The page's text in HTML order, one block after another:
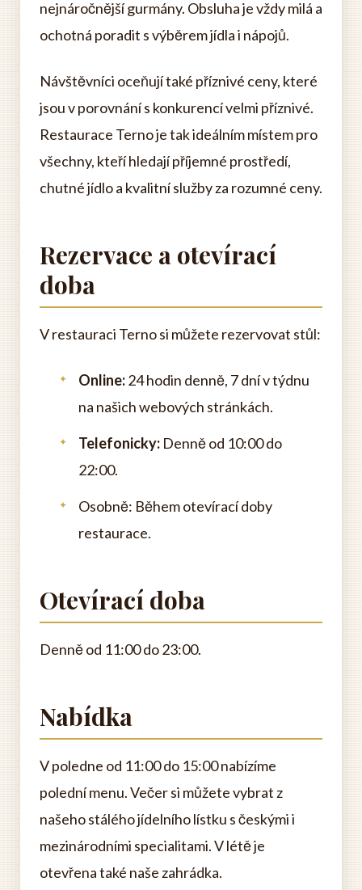
nejnáročnější gurmány. Obsluha je vždy milá a
ochotná poradit s výběrem jídla i nápojů.
Návštěvníci oceňují také příznivé ceny, které
jsou v porovnání s konkurencí velmi příznivé.
Restaurace Terno je tak ideálním místem pro
všechny, kteří hledají příjemné prostředí,
chutné jídlo a kvalitní služby za rozumné ceny.
Rezervace a otevírací
doba
V restauraci Terno si můžete rezervovat stůl:
Online:24 hodin denně, 7 dní v týdnu
na našich webových stránkách.
Telefonicky: Denně od 10:00 do
22:00.
Osobně: Během otevírací doby
restaurace.
Otevírací doba
Denně od 11:00 do 23:00.
Nabídka
V poledne od 11:00 do 15:00 nabízíme
polední menu. Večer si můžete vybrat z
našeho stálého jídelního lístku s českými i
mezinárodními specialitami. V létě je
otevřena také naše zahrádka.